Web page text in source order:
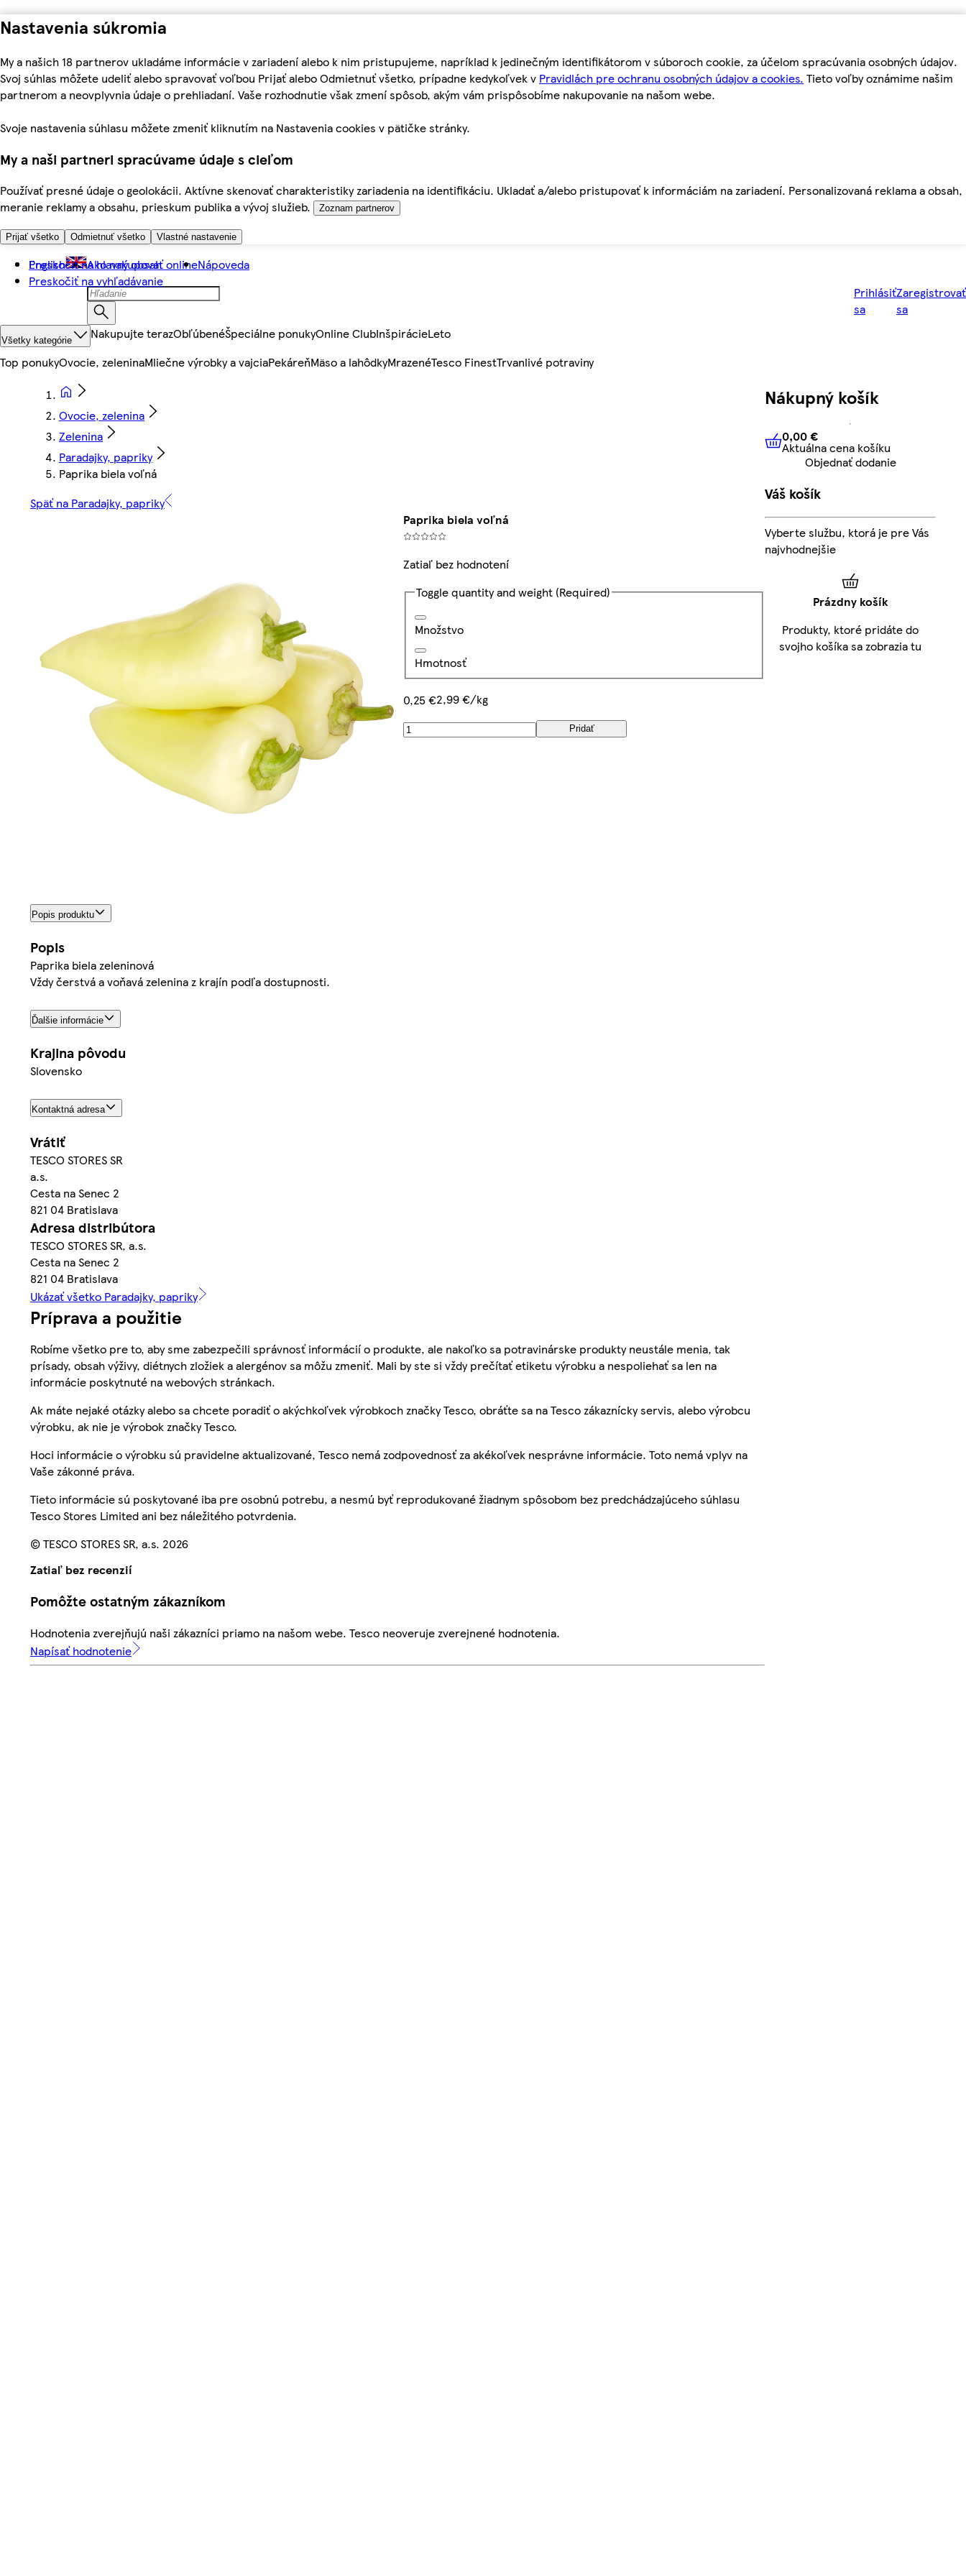
Nastavenia súkromia
My a našich 18 partnerov ukladáme informácie v zariadení alebo k nim pristupujeme, napríklad k jedinečným identifikátorom v súboroch cookie, za účelom spracúvania osobných údajov.
Svoj súhlas môžete udeliť alebo spravovať voľbou Prijať alebo Odmietnuť všetko, prípadne kedykoľvek v Pravidlách pre ochranu osobných údajov a cookies. Tieto voľby oznámime našim
partnerom a neovplyvnia údaje o prehliadaní. Vaše rozhodnutie však zmení spôsob, akým vám prispôsobíme nakupovanie na našom webe.
Svoje nastavenia súhlasu môžete zmeniť kliknutím na Nastavenia cookies v pätičke stránky.
My a naši partneri spracúvame údaje s cieľom
Používať presné údaje o geolokácii. Aktívne skenovať charakteristiky zariadenia na identifikáciu. Ukladať a/alebo pristupovať k informáciám na zariadení. Personalizovaná reklama a obsah,
meranie reklamy a obsahu, prieskum publika a vývoj služieb.
Zoznam partnerov
Prijať všetko Odmietnuť všetko Vlastné nastavenie
Preskočiť na hlavný obsah
Preskočiť na vyhľadávanie
English Ako nakupovať onlineNápoveda
Prihlásiť
sa
Zaregistrovať
sa
Všetky kategórie Nakupujte terazObľúbenéŠpeciálne ponukyOnline ClubInšpirácieLeto
Top ponukyOvocie, zeleninaMliečne výrobky a vajciaPekáreňMäso a lahôdkyMrazenéTesco FinestTrvanlivé potraviny
Ovocie, zelenina
Zelenina
Paradajky, papriky
Paprika biela voľná
Späť na Paradajky, papriky
Paprika biela voľná
Zatiaľ bez hodnotení
Toggle quantity and weight (Required)
Množstvo
Hmotnosť
0,25 €2,99 €/kg
Pridať
Popis produktu
Popis
Paprika biela zeleninová
Vždy čerstvá a voňavá zelenina z krajín podľa dostupnosti.
Ďalšie informácie
Krajina pôvodu
Slovensko
Kontaktná adresa
Vrátiť
TESCO STORES SR
a.s.
Cesta na Senec 2
821 04 Bratislava
Adresa distribútora
TESCO STORES SR, a.s.
Cesta na Senec 2
821 04 Bratislava
Ukázať všetko Paradajky, papriky
Príprava a použitie
Robíme všetko pre to, aby sme zabezpečili správnosť informácií o produkte, ale nakoľko sa potravinárske produkty neustále menia, tak
prísady, obsah výživy, diétnych zložiek a alergénov sa môžu zmeniť. Mali by ste si vždy prečítať etiketu výrobku a nespoliehať sa len na
informácie poskytnuté na webových stránkach.
Ak máte nejaké otázky alebo sa chcete poradiť o akýchkoľvek výrobkoch značky Tesco, obráťte sa na Tesco zákaznícky servis, alebo výrobcu
výrobku, ak nie je výrobok značky Tesco.
Hoci informácie o výrobku sú pravidelne aktualizované, Tesco nemá zodpovednosť za akékoľvek nesprávne informácie. Toto nemá vplyv na
Vaše zákonné práva.
Tieto informácie sú poskytované iba pre osobnú potrebu, a nesmú byť reprodukované žiadnym spôsobom bez predchádzajúceho súhlasu
Tesco Stores Limited ani bez náležitého potvrdenia.
© TESCO STORES SR, a.s. 2026
Zatiaľ bez recenzií
Pomôžte ostatným zákazníkom
Hodnotenia zverejňujú naši zákazníci priamo na našom webe. Tesco neoveruje zverejnené hodnotenia.
Napísať hodnotenie
Nákupný košík
0,00 € Aktuálna cena košíku
0,00 €
Aktuálna cena košíku
Objednať dodanie
Váš košík
Vyberte službu, ktorá je pre Vás
najvhodnejšie
Prázdny košík
Produkty, ktoré pridáte do
svojho košíka sa zobrazia tu